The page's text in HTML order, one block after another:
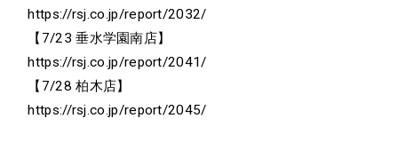
Contact
お問い合わせ
Recruit
https://rsj.co.jp/report/2032/
【7/23 垂水学園南店】
https://rsj.co.jp/report/2041/
【7/28 柏木店】
https://rsj.co.jp/report/2045/